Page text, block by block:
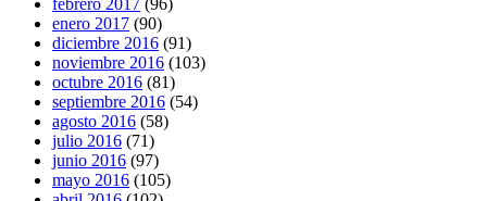
enero 2017 (90)
diciembre 2016 (91)
noviembre 2016 (103)
octubre 2016 (81)
septiembre 2016 (54)
agosto 2016 (58)
julio 2016 (71)
junio 2016 (97)
mayo 2016 (105)